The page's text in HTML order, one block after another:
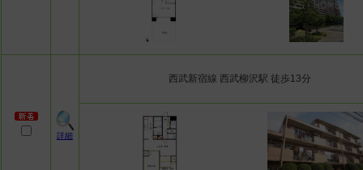
詳細
西武新宿線 西武柳沢駅 徒歩13分